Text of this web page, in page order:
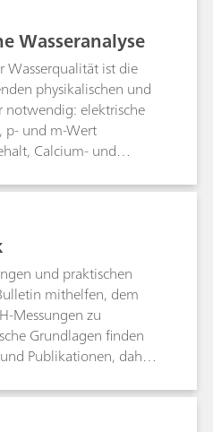
Wasseranalyse
Wasserqualität ist die
physikalischen und
notwendig: elektrische
p- und m-Wert
Calcium- und
beschreibt, wie die
in nur einem
werden.Der
und der chemische
sind weitere wichtige
Dieses Bulletin
die vollautomatische
EN ISO 8467 und des
und praktischen
mithelfen, dem
Messungen zu
Grundlagen finden
Publikationen, daher